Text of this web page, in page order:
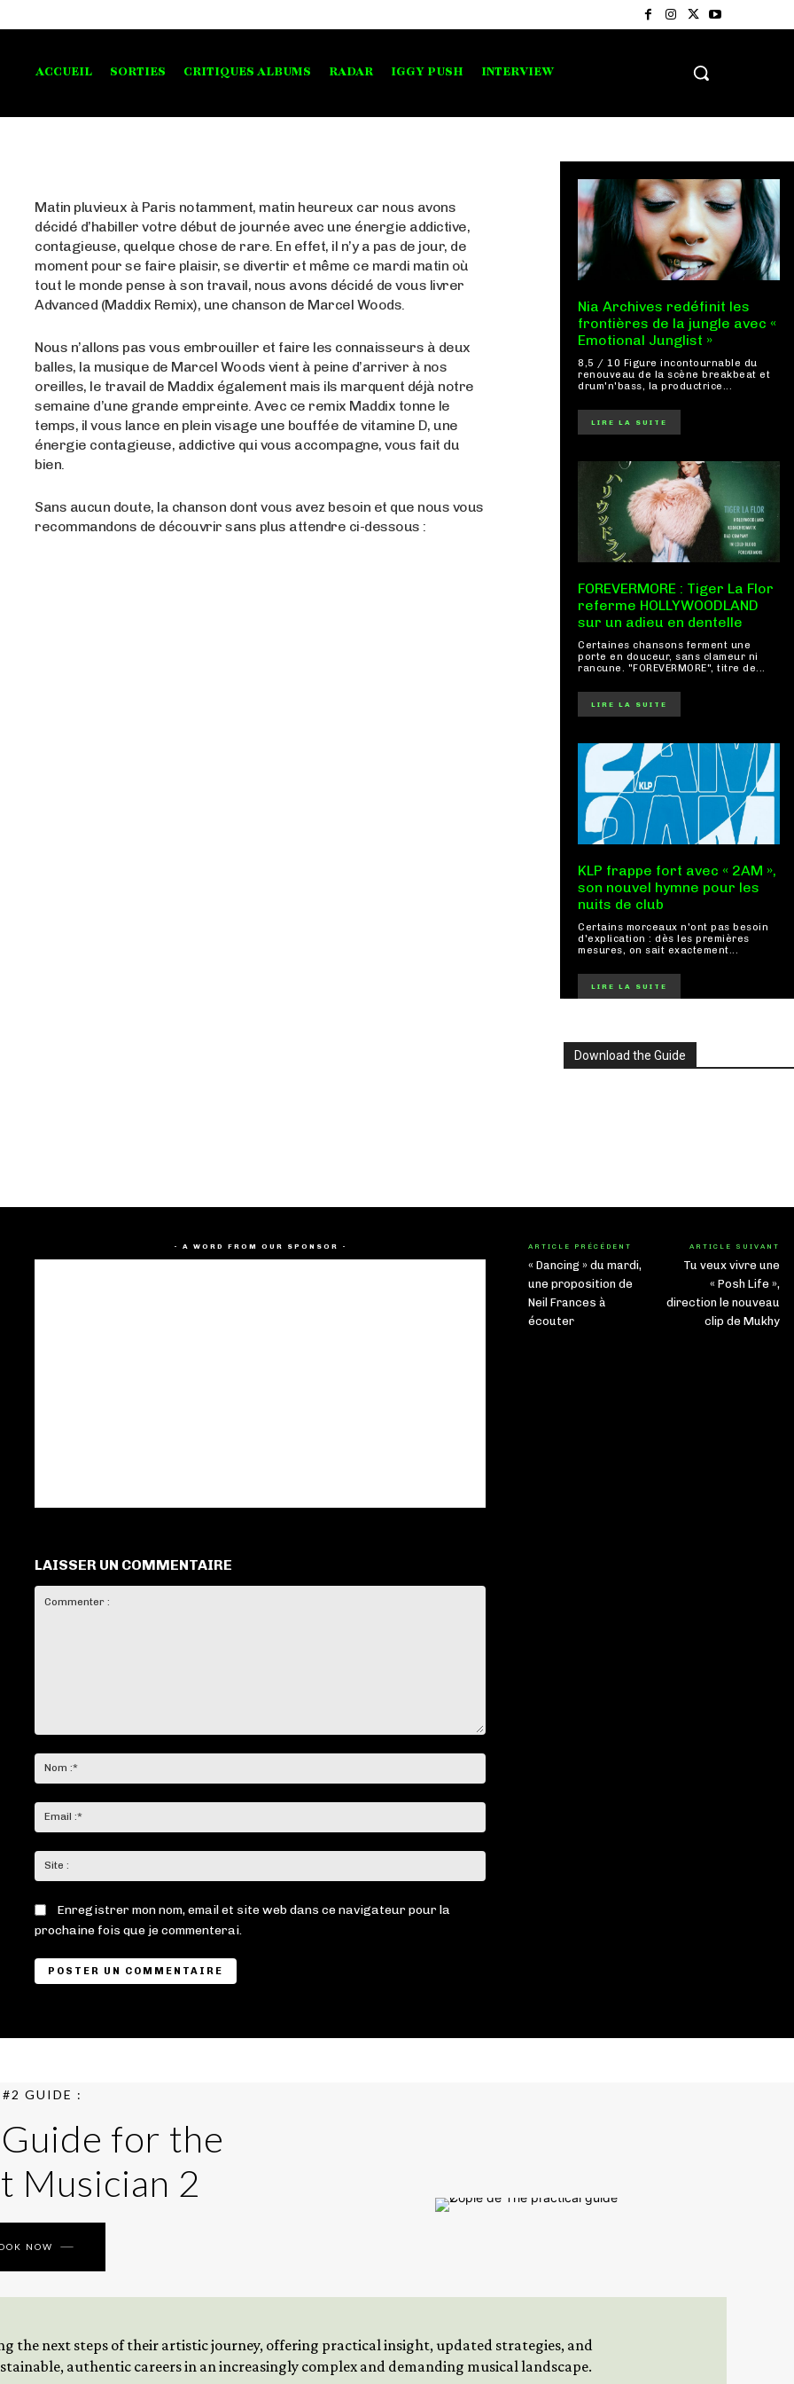
ACCUEIL SORTIES CRITIQUES ALBUMS RADAR IGGY PUSH INTERVIEW
Matin pluvieux à Paris notamment, matin heureux car nous avons
décidé d’habiller votre début de journée avec une énergie addictive,
contagieuse, quelque chose de rare. En effet, il n’y a pas de jour, de
moment pour se faire plaisir, se divertir et même ce mardi matin où
tout le monde pense à son travail, nous avons décidé de vous livrer
Advanced (Maddix Remix), une chanson de Marcel Woods.
Nous n’allons pas vous embrouiller et faire les connaisseurs à deux
balles, la musique de Marcel Woods vient à peine d’arriver à nos
oreilles, le travail de Maddix également mais ils marquent déjà notre
semaine d’une grande empreinte. Avec ce remix Maddix tonne le
temps, il vous lance en plein visage une bouffée de vitamine D, une
énergie contagieuse, addictive qui vous accompagne, vous fait du
bien.
Sans aucun doute, la chanson dont vous avez besoin et que nous vous
recommandons de découvrir sans plus attendre ci-dessous :
Nia Archives redéfinit les
frontières de la jungle avec «
Emotional Junglist »
8,5 / 10 Figure incontournable du
renouveau de la scène breakbeat et
drum'n'bass, la productrice...
LIRE LA SUITE
FOREVERMORE : Tiger La Flor
referme HOLLYWOODLAND
sur un adieu en dentelle
Certaines chansons ferment une
porte en douceur, sans clameur ni
rancune. "FOREVERMORE", titre de...
LIRE LA SUITE
KLP frappe fort avec « 2AM »,
son nouvel hymne pour les
nuits de club
Certains morceaux n'ont pas besoin
d'explication : dès les premières
mesures, on sait exactement...
LIRE LA SUITE
Download the Guide
- A WORD FROM OUR SPONSOR -
LAISSER UN COMMENTAIRE
:*
:*
:
Enregistrer mon nom, email et site web dans ce navigateur pour la
prochaine fois que je commenterai.
ARTICLE PRÉCÉDENT
« Dancing » du mardi,
une proposition de
Neil Frances à
écouter
ARTICLE SUIVANT
Tu veux vivre une
« Posh Life »,
direction le nouveau
clip de Mukhy
GUIDE :
for the
Musician 2
NOW
the next steps of their artistic journey, offering practical insight, updated strategies, and
authentic careers in an increasingly complex and demanding musical landscape.